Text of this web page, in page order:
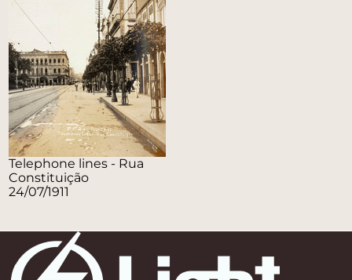
Telephone lines - Rua
Constituição
24/07/1911